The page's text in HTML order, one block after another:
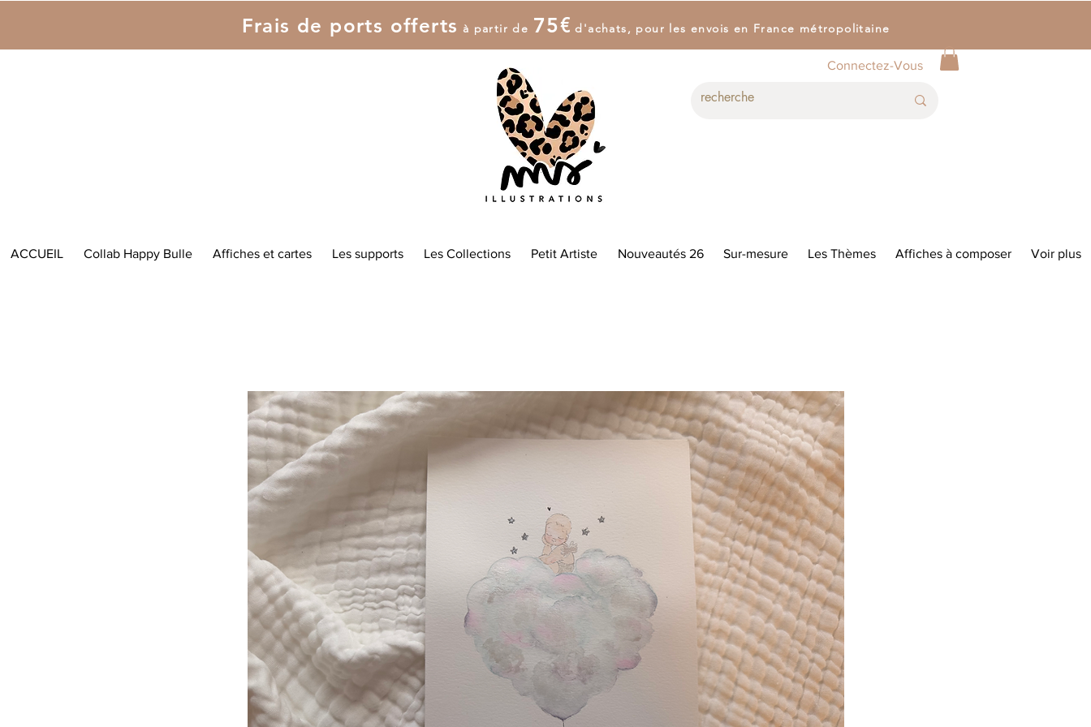
Frais de ports offerts à partir de 75€ d'achats, pour les envois en France métropolitaine
Connectez-Vous
ACCUEIL Collab Happy Bulle Affiches et cartes Les supports Les Collections Petit Artiste Nouveautés 26 Sur-mesure Les Thèmes Affiches à composer Voir plus